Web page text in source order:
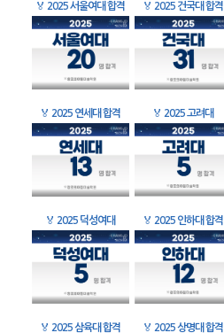
🏅 2025 서울여대 합격 🏅 2025 건국대 합격
🏅 2025 연세대 합격 🏅 2025 고려대
🏅 2025 덕성여대 🏅 2025 인하대 합격
🏅 2025 삼육대 합격 🏅 2025 상명대 합격